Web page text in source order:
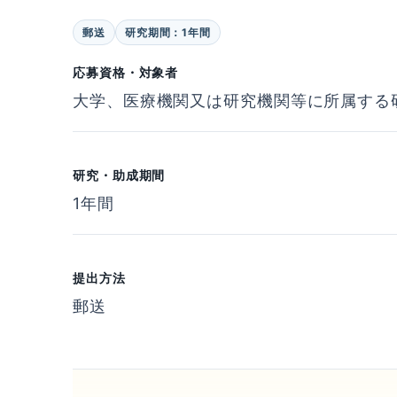
郵送 研究期間：1年間
応募資格・対象者
大学、医療機関又は研究機関等に所属する
研究・助成期間
1年間
提出方法
郵送